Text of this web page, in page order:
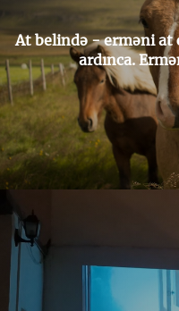
At belində - erməni at
ardınca.